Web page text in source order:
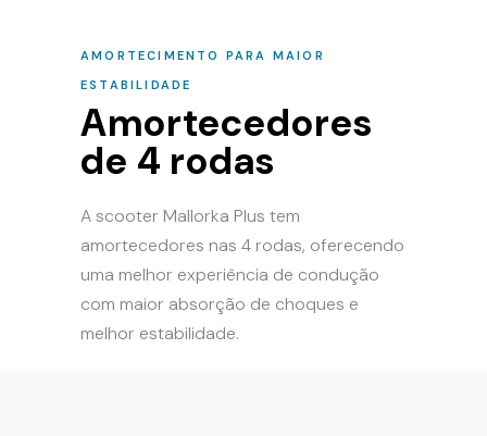
AMORTECIMENTO PARA MAIOR
ESTABILIDADE
Amortecedores
de 4 rodas
A scooter Mallorka Plus tem
amortecedores nas 4 rodas, oferecendo
uma melhor experiência de condução
com maior absorção de choques e
melhor estabilidade.